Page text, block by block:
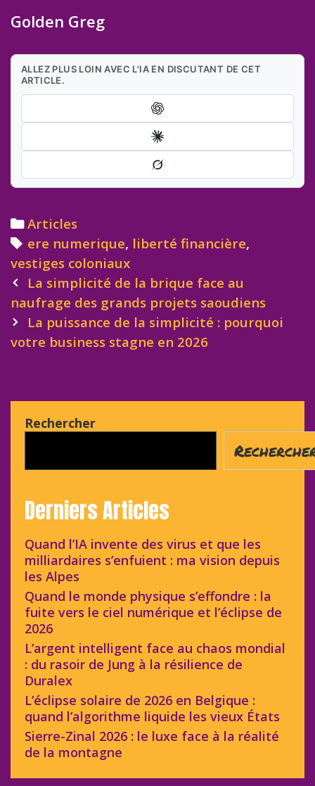
Golden Greg
ALLEZ PLUS LOIN AVEC L'IA EN DISCUTANT DE CET
ARTICLE.
Categories
Articles
Tags
ere numerique, liberté financière,
vestiges coloniaux
Post
navigation
La simplicité de la brique face au
naufrage des grands projets saoudiens
La puissance de la simplicité : pourquoi
votre business stagne en 2026
Rechercher
Derniers Articles
Quand l’IA invente des virus et que les
milliardaires s’enfuient : ma vision depuis
les Alpes
Quand le monde physique s’effondre : la
fuite vers le ciel numérique et l’éclipse de
2026
L’argent intelligent face au chaos mondial
: du rasoir de Jung à la résilience de
Duralex
L’éclipse solaire de 2026 en Belgique :
quand l’algorithme liquide les vieux États
Sierre-Zinal 2026 : le luxe face à la réalité
de la montagne